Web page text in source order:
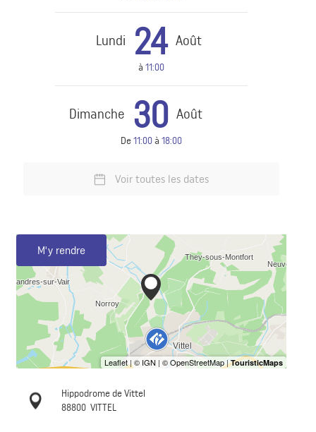
Lundi 24 Août
à 11:00
Dimanche 30 Août
De11:00à 18:00
Voir toutes les dates
M'y rendre
Hippodrome de Vittel
88800 VITTEL